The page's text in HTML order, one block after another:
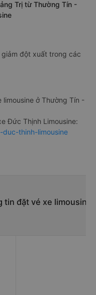
Trị từ Thường Tín -
đột xuất trong các
limousine ở Thường Tín -
Đức Thịnh Limousine:
thinh-limousine
tin đặt vé xe limousine